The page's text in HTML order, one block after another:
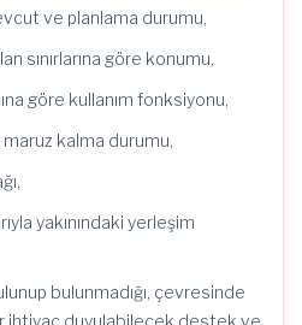
ve planlama durumu,
sınırlarına göre konumu,
göre kullanım fonksiyonu,
kalma durumu,
yakınındaki yerleşim
bulunmadığı, çevresinde
ihtiyaç duyulabilecek destek ve